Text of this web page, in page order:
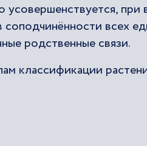
при
всех
родственные связи.
классификации